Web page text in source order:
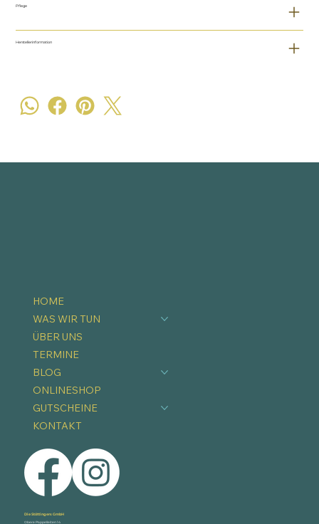
Pflege
Herstellerinformation
HOME
WAS WIR TUN
ÜBER UNS
TERMINE
BLOG
ONLINESHOP
GUTSCHEINE
KONTAKT
Die Stöttingers GmbH
Obere Pappelleiten 14